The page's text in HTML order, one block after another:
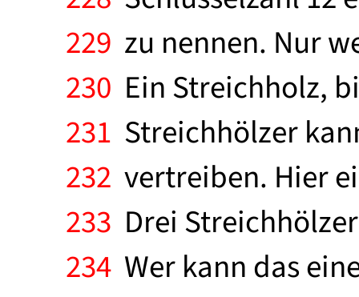
229 zu nennen. Nur
230 Ein Streichholz,
231 Streichhölzer
232 vertreiben. Hier
233 Drei
234 Wer kann das